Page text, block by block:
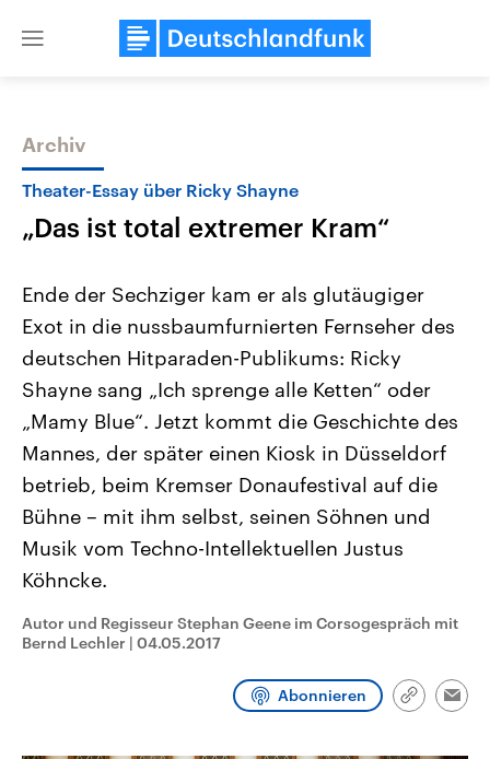
Close
Themen
Landtagswahl Sachsen-Anhalt
2026
Alle Informationen
Sachsen-Anhalt wählt am 6.
September 2026 einen neuen
Landtag. Seit 2021 wird das
Bundesland von einer Koalition aus
Umfragen, Prognosen,
Wahlprogramme, aktuelle Berichte
und Hintergründe zu den Parteien
und Kandidaten der anstehenden
Wahl.
USA
Aktuelle Beiträge,
Hintergründe
Wirtschaftlich und
gehören die Vereinigten
mit großem Einfluss auf
Sendungen Programm Podcasts
Archiv
Theater-Essay über Ricky Shayne
„Das ist total extremer Kram“
Ende der Sechziger kam er als glutäugiger
Exot in die nussbaumfurnierten Fernseher des
deutschen Hitparaden-Publikums: Ricky
Shayne sang „Ich sprenge alle Ketten“ oder
„Mamy Blue“. Jetzt kommt die Geschichte des
Mannes, der später einen Kiosk in Düsseldorf
betrieb, beim Kremser Donaufestival auf die
Bühne – mit ihm selbst, seinen Söhnen und
Musik vom Techno-Intellektuellen Justus
Köhncke.
Autor und Regisseur Stephan Geene im Corsogespräch mit
Bernd Lechler | 04.05.2017
Abonnieren
Link